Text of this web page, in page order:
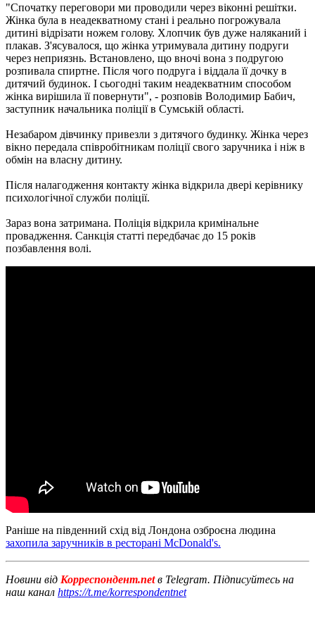
"Спочатку переговори ми проводили через віконні решітки.
Жінка була в неадекватному стані і реально погрожувала
дитині відрізати ножем голову. Хлопчик був дуже наляканий і
плакав. З'ясувалося, що жінка утримувала дитину подруги
через неприязнь. Встановлено, що вночі вона з подругою
розпивала спиртне. Після чого подруга і віддала її дочку в
дитячий будинок. І сьогодні таким неадекватним способом
жінка вирішила її повернути", - розповів Володимир Бабич,
заступник начальника поліції в Сумській області.
Незабаром дівчинку привезли з дитячого будинку. Жінка через
вікно передала співробітникам поліції свого заручника і ніж в
обмін на власну дитину.
Після налагодження контакту жінка відкрила двері керівнику
психологічної служби поліції.
Зараз вона затримана. Поліція відкрила кримінальне
провадження. Санкція статті передбачає до 15 років
позбавлення волі.
Раніше на південний схід від Лондона озброєна людина
захопила заручників в ресторані McDonald's.
Новини від Корреспондент.netв Telegram. Підписуйтесь на
наш канал https://t.me/korrespondentnet